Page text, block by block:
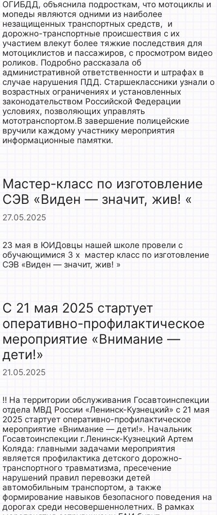
ОГИБДД, объяснила подросткам, что мотоциклы и
мопеды являются одними из наиболее
незащищенных транспортных средств, и
дорожно-транспортные происшествия с их
участием влекут более тяжкие последствия для
мотоциклистов и пассажиров, с просмотром видео
роликов. Подробно рассказала об
административной ответственности и штрафах в
случае нарушения ПДД. Старшеклассники узнали о
возрастных ограничениях и установленных
законодательством Российской Федерации
условиях, позволяющих управлять
мототранспортом.В завершение полицейские
вручили каждому участнику мероприятия
информационные памятки.
Мастер-класс по изготовление
СЭВ «Виден — значит, жив! «
27.05.2025
23 мая в ЮИДовцы нашей школе провели с
обучающимися 3 х мастер класс по изготовление
СЭВ «Виден — значит, жив! »
С 21 мая 2025 стартует
оперативно-профилактическое
мероприятие «Внимание —
дети!»
21.05.2025
‼ На территории обслуживания Госавтоинспекции
отдела МВД России «Ленинск-Кузнецкий» с 21 мая
2025 стартует оперативно-профилактическое
мероприятие «Внимание — дети!». Начальник
Госавтоинспекции г.Ленинск-Кузнецкий Артем
Коляда: главными задачами мероприятия
является профилактика детского дорожно-
транспортного травматизма, пресечение
нарушений правил перевозки детей
автомобильным транспортом, а также
формирование навыков безопасного поведения на
дорогах среди несовершеннолетних. В рамках